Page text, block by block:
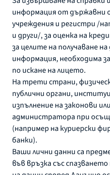
информация от държавни
учреждения и регистри /
и други/, за оценка на
за целите на получаване
информация, необходима
по искане на лицето.
На трети страни,
публични органи,
изпълнение на законови
администратора при
(например на куриерски
банки).
Ваши лични данни са
във връзка със